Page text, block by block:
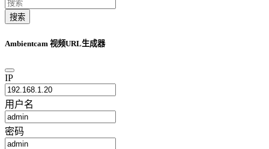
搜索
Ambientcam 视频URL生成器
IP
用户名
密码